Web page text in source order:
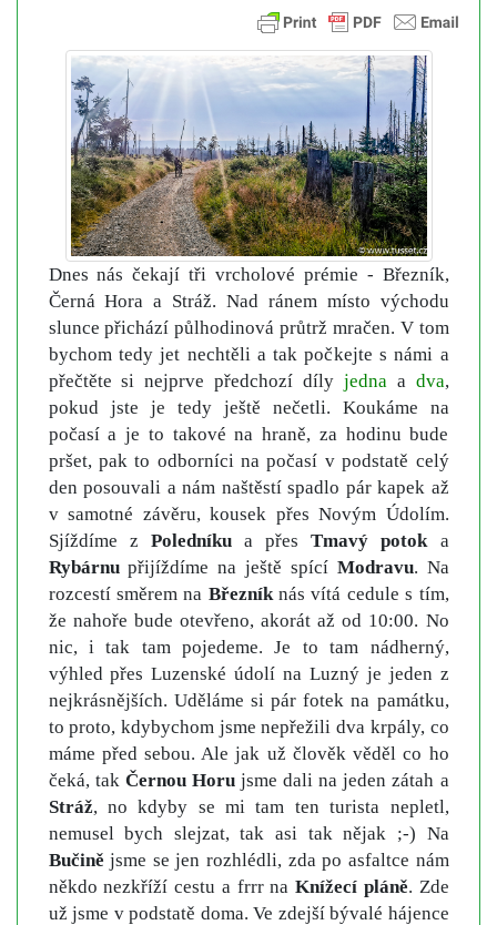
Dnes nás čekají tři vrcholové prémie - Březník,
Černá Hora a Stráž. Nad ránem místo východu
slunce přichází půlhodinová průtrž mračen. V tom
bychom tedy jet nechtěli a tak počkejte s námi a
přečtěte si nejprve předchozí díly jedna a dva,
pokud jste je tedy ještě nečetli. Koukáme na
počasí a je to takové na hraně, za hodinu bude
pršet, pak to odborníci na počasí v podstatě celý
den posouvali a nám naštěstí spadlo pár kapek až
v samotné závěru, kousek přes Novým Údolím.
Sjíždíme z Poledníkua přesTmavý potok a
Rybárnupřijíždíme na ještě spící Modravu. Na
rozcestí směrem na Březníknás vítá cedule s tím,
že nahoře bude otevřeno, akorát až od 10:00. No
nic, i tak tam pojedeme. Je to tam nádherný,
výhled přes Luzenské údolí na Luzný je jeden z
nejkrásnějších. Uděláme si pár fotek na památku,
to proto, kdybychom jsme nepřežili dva krpály, co
máme před sebou. Ale jak už člověk věděl co ho
čeká, tak Černou Horujsme dali na jeden zátah a
Stráž, no kdyby se mi tam ten turista nepletl,
nemusel bych slejzat, tak asi tak nějak ;-) Na
Bučině jsme se jen rozhlédli, zda po asfaltce nám
někdo nezkříží cestu a frrr na Knížecí pláně. Zde
už jsme v podstatě doma. Ve zdejší bývalé hájence